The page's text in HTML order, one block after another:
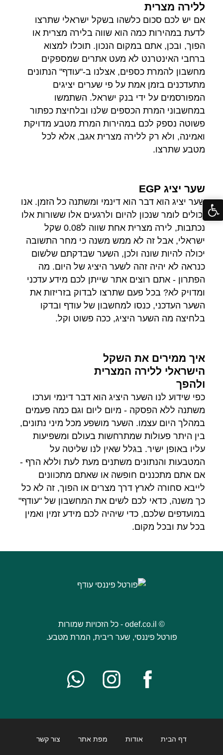
ללירה מצרית
אם יש לכם סכום כלשהו בשקל ישראלי שתרצו
לדעת במהירות כמה הוא שווה בלירה מצרית או
הפוך, ובכן, אתם במקום הנכון. תוכלו למצוא
ברחבי האינטרנט לא מעט אתרים שמספקים
מחשבון להמרת כספים, אצלנו ב-"עודף" הנתונים
מתעדכנים בזמן אמת על פי שערים יציגים
המפורסמים על ידי בנק ישראל. השתמשו
במחשבוני המרת הכספים שלנו ובלחיצת כפתור
פשוטה נספק לכם במהירות המרת מטבע מדויקת
ואמינה, ולא רק ללירה מצרית אגב, אלא לכל
מטבע שתרצו.
שער יציג EGP
שער יציג הוא דבר הוא דינמי ומשתנה כל הזמן. אנו
יכולים לומר שנכון להיום ולרגעים אלו ששורות אלו
נכתבות, לירה מצרית אחת שווה ל0.08 שקל
ישראלי, אבל זה לא ממש משנה כי מחר התשובה
יכולה להיות שונה ולכן, השער שבדקתם שלשום
כנראה לא יהיה זהה לשער היציג של היום. מה
הפתרון - אתם רוצים אתר שייתן לכם מידע עדכני
ומדויק לא? בכל פעם שתרצו לבדוק בזריזות את
השער העדכני, כנסו למחשבון של עודף ובדקו
בלחיצה מה השער היציג, ככה פשוט וקל.
איך ממירים את השקל
הישראלי ללירה המצרית
ולהפך
כפי שידוע לנו השער היציג הוא דבר דינמי וערכו
משתנה ללא הפסקה - מיום ליום וגם כמה פעמים
במהלך היום עצמו. השער מושפע מכל מיני נתונים,
בין היתר פעולות שמתרחשות בעולם ומשפיעות
עליו באופן ישיר. בגלל שאין לנו שליטה על
המטבעות והנתונים משתנים מעת לעת וללא הרף -
אם אתם מתכננים חופשה או שאתם מתכוונים
לייבא סחורה לארץ דרך מצרים או הפוך, זה לא כל
כך משנה, כדאי לכם לשים את המחשבון של "עודף"
במועדפים שלכם, כדי שיהיה לכם מידע זמין ואמין
בכל עת ובכל מקום.
© odef.co.il - כל הזכויות שמורות
פורטל פיננסי, שער ריבית, המרת מטבע.
דף הבית אודות מפת אתר צור קשר